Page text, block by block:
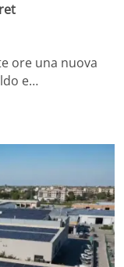
ore una nuova
e…